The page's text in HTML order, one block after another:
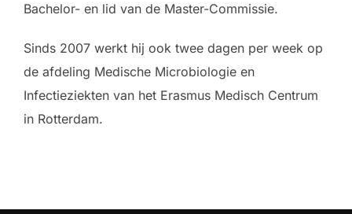
Bachelor- en lid van de Master-Commissie.
Sinds 2007 werkt hij ook twee dagen per week op
de afdeling Medische Microbiologie en
Infectieziekten van het Erasmus Medisch Centrum
in Rotterdam.